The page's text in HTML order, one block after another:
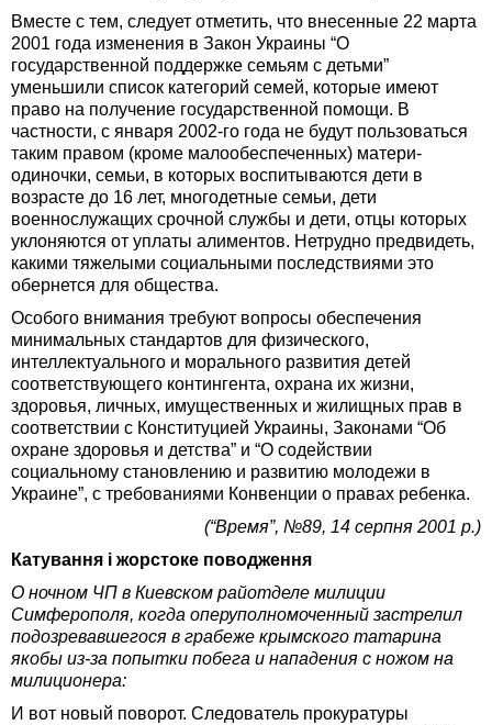
Вместе с тем, следует отметить, что внесенные 22 марта
2001 года изменения в Закон Украины “О
государственной поддержке семьям с детьми”
уменьшили список категорий семей, которые имеют
право на получение государственной помощи. В
частности, с января 2002-го года не будут пользоваться
таким правом (кроме малообеспеченных) матери-
одиночки, семьи, в которых воспитываются дети в
возрасте до 16 лет, многодетные семьи, дети
военнослужащих срочной службы и дети, отцы которых
уклоняются от уплаты алиментов. Нетрудно предвидеть,
какими тяжелыми социальными последствиями это
обернется для общества.
Особого внимания требуют вопросы обеспечения
минимальных стандартов для физического,
интеллектуального и морального развития детей
соответствующего контингента, охрана их жизни,
здоровья, личных, имущественных и жилищных прав в
соответствии с Конституцией Украины, Законами “Об
охране здоровья и детства” и “О содействии
социальному становлению и развитию молодежи в
Украине”, с требованиями Конвенции о правах ребенка.
(“Время”, №89, 14 серпня 2001 р.)
Катування і жорстоке поводження
О ночном ЧП в Киевском райотделе милиции
Симферополя, когда оперуполномоченный застрелил
подозревавшегося в грабеже крымского татарина
якобы из-за попытки побега и нападения с ножом на
милиционера:
И вот новый поворот. Следователь прокуратуры